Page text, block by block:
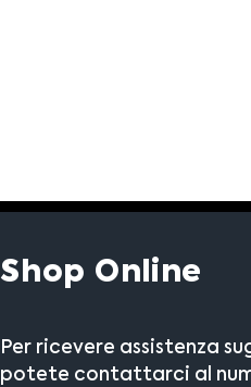
Shop Online
Per ricevere assistenza
potete contattarci al